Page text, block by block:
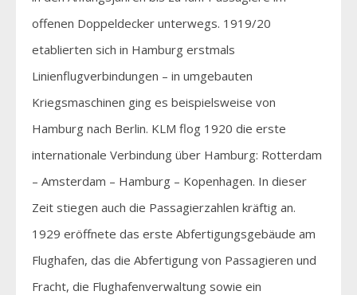
offenen Doppeldecker unterwegs. 1919/20
etablierten sich in Hamburg erstmals
Linienflugverbindungen – in umgebauten
Kriegsmaschinen ging es beispielsweise von
Hamburg nach Berlin. KLM flog 1920 die erste
internationale Verbindung über Hamburg: Rotterdam
– Amsterdam – Hamburg – Kopenhagen. In dieser
Zeit stiegen auch die Passagierzahlen kräftig an.
1929 eröffnete das erste Abfertigungsgebäude am
Flughafen, das die Abfertigung von Passagieren und
Fracht, die Flughafenverwaltung sowie ein